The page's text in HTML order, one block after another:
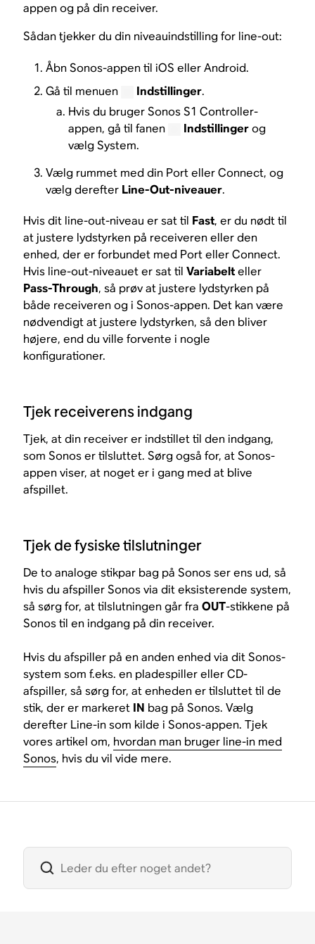
appen og på din receiver.
Sådan tjekker du din niveauindstilling for line-out:
Åbn Sonos-appen til iOS eller Android.
Gå til menuen
Indstillinger.
Hvis du bruger Sonos S1 Controller-
appen, gå til fanen
Indstillingerog
vælg System.
Vælg rummet med din Port eller Connect, og
vælg derefter Line-Out-niveauer.
Hvis dit line-out-niveau er sat til Fast, er du nødt til
at justere lydstyrken på receiveren eller den
enhed, der er forbundet med Port eller Connect.
Hvis line-out-niveauet er sat tilVariabelteller
Pass-Through, så prøv at justere lydstyrken på
både receiveren og i Sonos-appen. Det kan være
nødvendigt at justere lydstyrken, så den bliver
højere, end du ville forvente i nogle
konfigurationer.
Tjek receiverens indgang
Tjek, at din receiver er indstillet til den indgang,
som Sonos er tilsluttet. Sørg også for, at Sonos-
appen viser, at noget er i gang med at blive
afspillet.
Tjek de fysiske tilslutninger
De to analoge stikpar bag på Sonos ser ens ud, så
hvis du afspiller Sonos via dit eksisterende system,
så sørg for, at tilslutningen går fraOUT-stikkene på
Sonos til en indgang på din receiver.
Hvis du afspiller på en anden enhed via dit Sonos-
system som f.eks. en pladespiller eller CD-
afspiller, så sørg for, at enheden er tilsluttet til de
stik, der er markeret IN bag på Sonos. Vælg
derefter Line-in som kilde i Sonos-appen. Tjek
vores artikel om, hvordan man bruger line-in med
Sonos, hvis du vil vide mere.